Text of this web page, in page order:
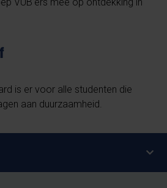
VUB'ers mee op ontdekking in
is er voor alle studenten die
aan duurzaamheid.